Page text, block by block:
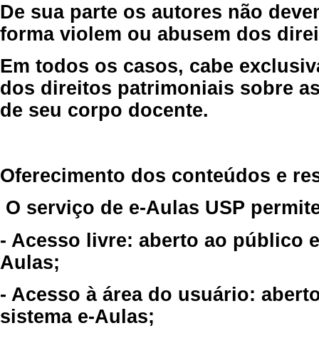
De sua parte os autores não
forma violem ou abusem dos
Em todos os casos, cabe
dos direitos patrimoniais sobre
de seu corpo docente.
Oferecimento dos conteúdos e
O serviço de e-Aulas USP
- Acesso livre: aberto ao público
Aulas;
- Acesso à área do usuário:
sistema e-Aulas;